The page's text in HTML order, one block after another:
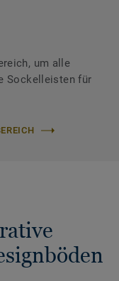
um alle
Sockelleisten für